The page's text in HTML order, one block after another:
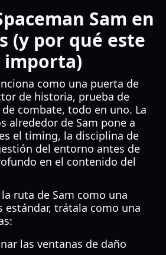
Sam en
(y por qué este
importa)
como una puerta de
de historia, prueba de
combate, todo en uno. La
alrededor de Sam pone a
el timing, la disciplina de
del entorno antes de
en el contenido del
ruta de Sam como una
estándar, trátala como una
las ventanas de daño